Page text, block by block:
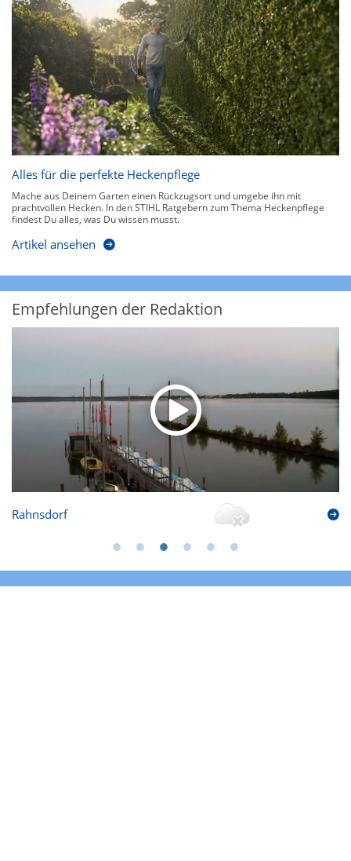
Alles für die perfekte Heckenpflege
Mache aus Deinem Garten einen Rückzugsort und umgebe ihn mit
prachtvollen Hecken. In den STIHL Ratgebern zum Thema Heckenpflege
findest Du alles, was Du wissen musst.
Artikel ansehen
Empfehlungen der Redaktion
Rahnsdorf